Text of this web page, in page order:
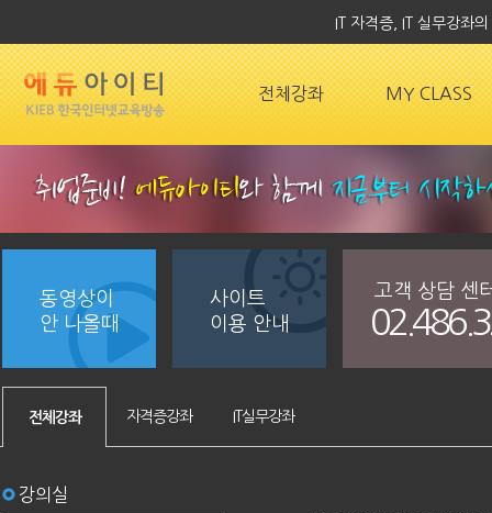
IT 자격증, IT 실무강좌
전체강좌 MY CLASS
동영상이
안 나올때
사이트
이용 안내
고객 상담 센
전체강좌 자격증강좌 IT실무강좌
강의실